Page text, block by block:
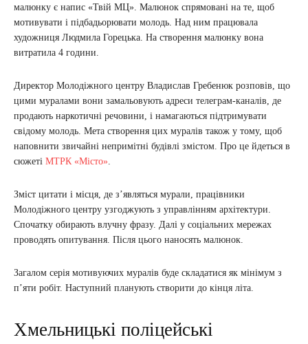
малюнку є напис «Твій МЦ». Малюнок спрямовані на те, щоб
мотивувати і підбадьорювати молодь. Над ним працювала
художниця Людмила Горецька. На створення малюнку вона
витратила 4 години.
Директор Молодіжного центру Владислав Гребенюк розповів, що
цими муралами вони замальовують адреси телеграм-каналів, де
продають наркотичні речовини, і намагаються підтримувати
свідому молодь. Мета створення цих муралів також у тому, щоб
наповнити звичайні непримітні будівлі змістом. Про це йдеться в
сюжеті МТРК «Місто»
Зміст цитати і місця, де з’являться мурали, працівники
Молодіжного центру узгоджують з управлінням архітектури.
Спочатку обирають влучну фразу. Далі у соціальних мережах
проводять опитування. Після цього наносять малюнок.
Загалом серія мотивуючих муралів буде складатися як мінімум з
п’яти робіт. Наступний планують створити до кінця літа.
Хмельницькі поліцейські